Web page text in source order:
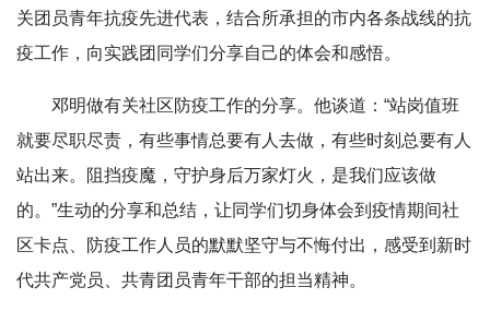
关团员青年抗疫先进代表，结合所承担的市内各条战线的抗
疫工作，向实践团同学们分享自己的体会和感悟。
邓明做有关社区防疫工作的分享。他谈道：“站岗值班
就要尽职尽责，有些事情总要有人去做，有些时刻总要有人
站出来。阻挡疫魔，守护身后万家灯火，是我们应该做
的。”生动的分享和总结，让同学们切身体会到疫情期间社
区卡点、防疫工作人员的默默坚守与不悔付出，感受到新时
代共产党员、共青团员青年干部的担当精神。